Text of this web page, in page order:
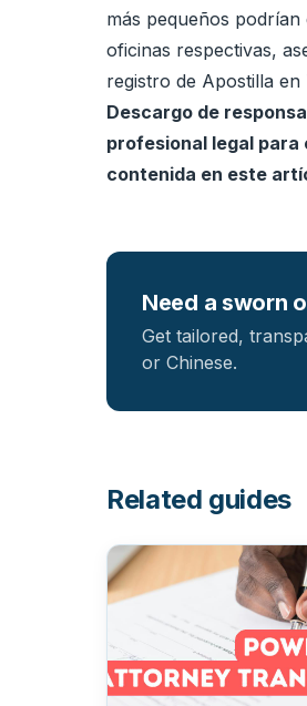
más pequeños
oficinas respectivas,
registro de Apostilla
Descargo de
profesional legal para
contenida en este
Need a sworn
Get tailored,
or Chinese.
Related guides